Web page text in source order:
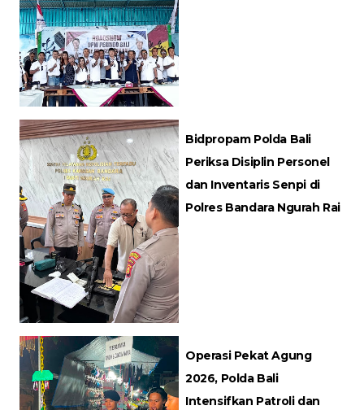
Bidpropam Polda Bali
Periksa Disiplin Personel
dan Inventaris Senpi di
Polres Bandara Ngurah Rai
Operasi Pekat Agung
2026, Polda Bali
Intensifkan Patroli dan